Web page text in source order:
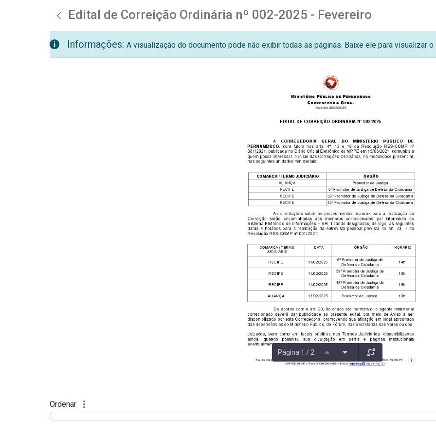
Pular para o Conteúdo principal
teste descricaoEdital de Correição Ordinária nº 002-2025 - Fevereiro
Informações: A visualização do documento pode não exibir todas as páginas. Baixe ele para visualizar
Página 1 / 2
Ordenar